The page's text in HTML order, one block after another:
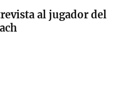
al jugador del